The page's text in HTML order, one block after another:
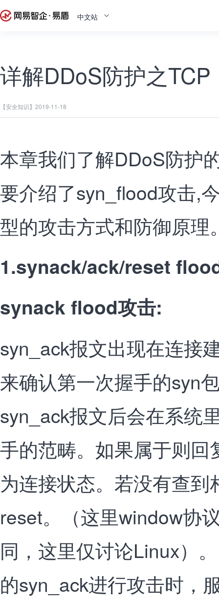
中文站
详解DDoS防护之TCP
【安全知识】 2019-11-18
本章我们了解DDoS防护
要介绍了syn_flood攻击,
型的攻击方式和防御原理
1.synack/ack/reset
synack flood攻击:
syn_ack报文出现在连接
来确认第一次握手的syn
syn_ack报文后会在系统
手的范畴。如果属于则回
为连接状态。若没有查
reset。（这里window协
同，这里仅讨论Linux）
的syn_ack进行攻击时，